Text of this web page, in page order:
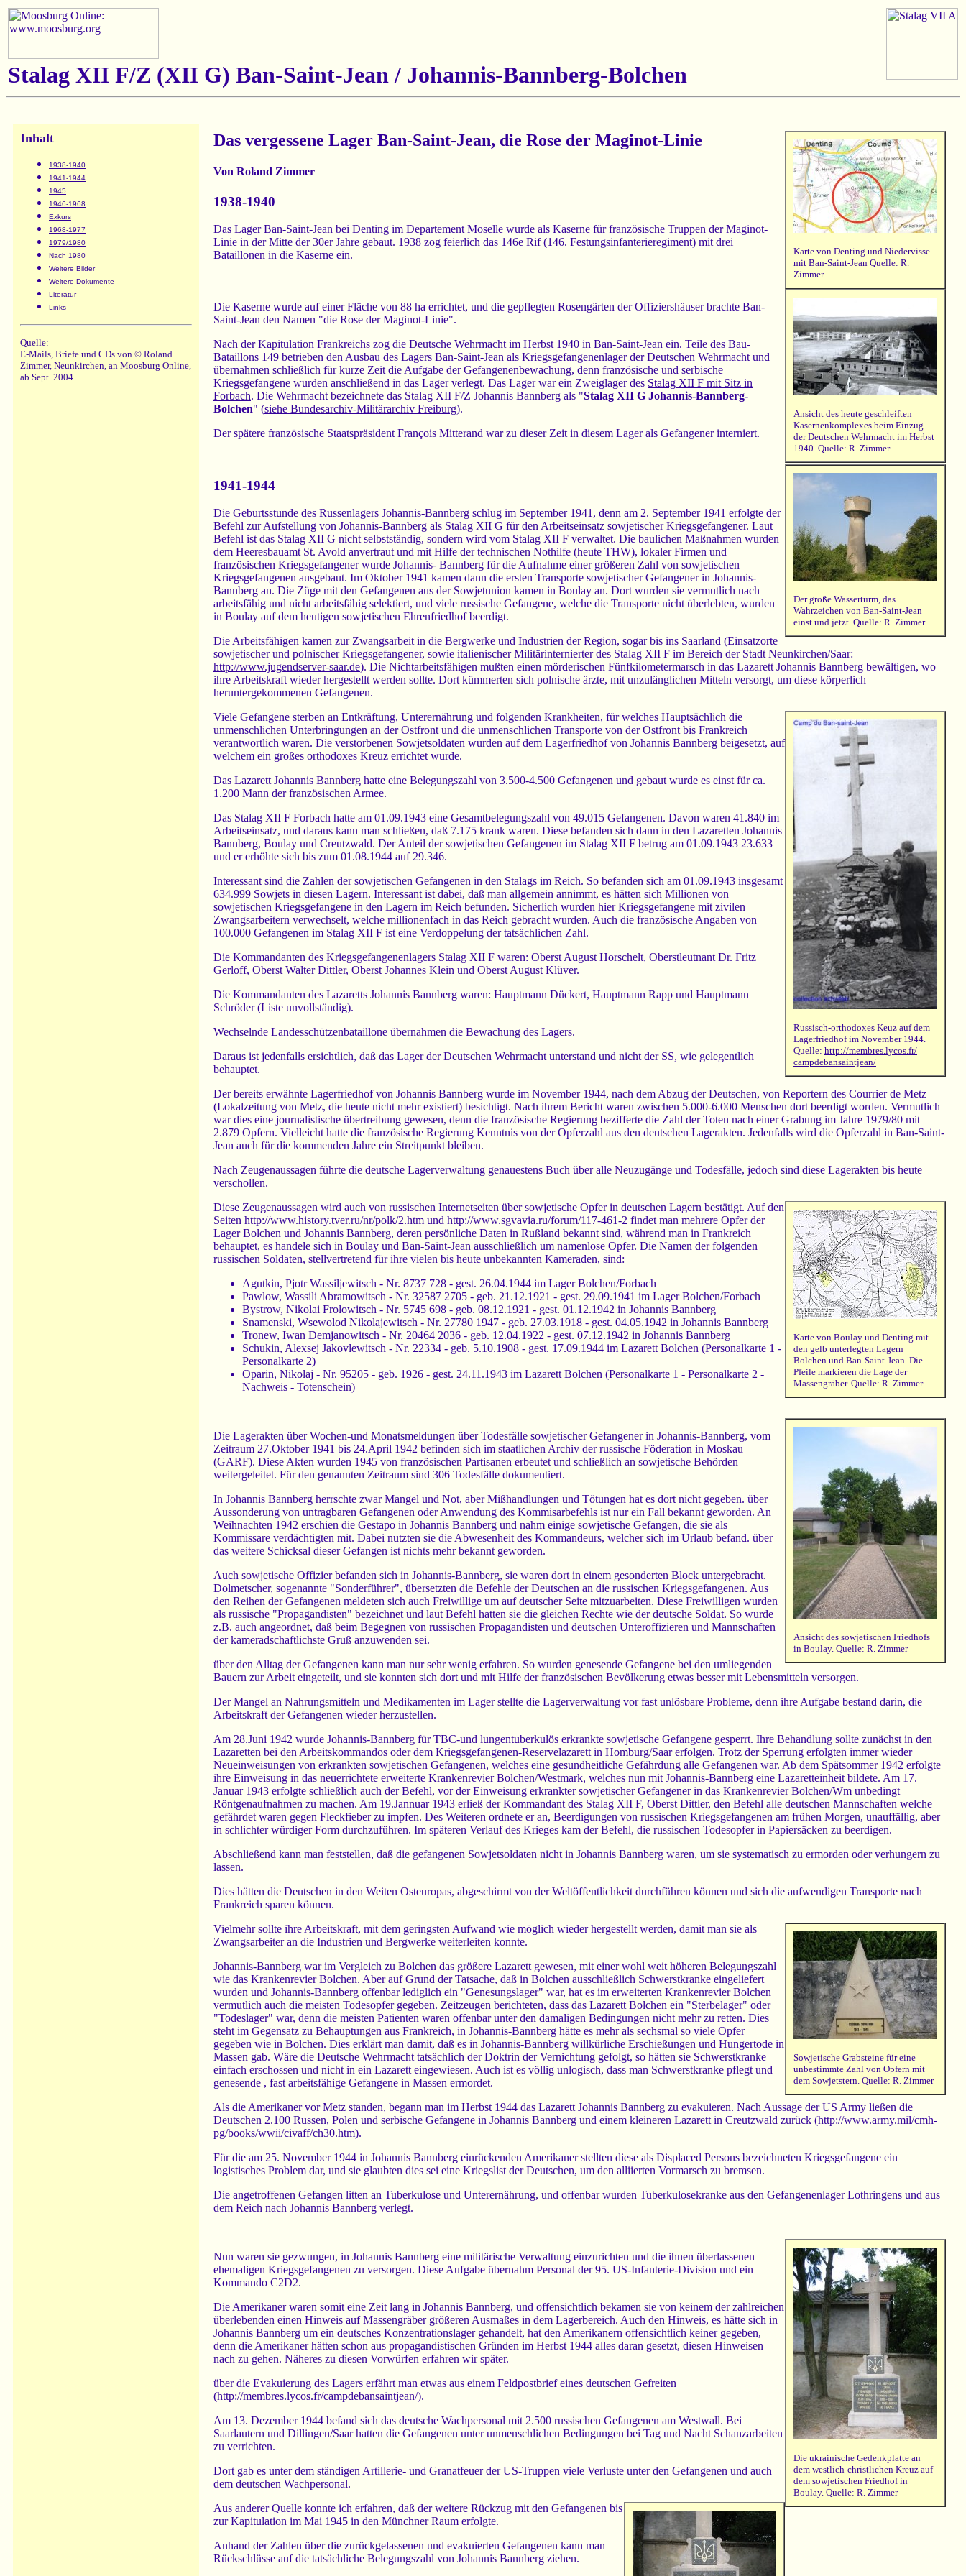
Stalag XII F/Z (XII G) Ban-Saint-Jean / Johannis-Bannberg-Bolchen
Inhalt
1938-1940
1941-1944
1945
1946-1968
Exkurs
1968-1977
1979/1980
Nach 1980
Weitere Bilder
Weitere Dokumente
Literatur
Links
Quelle:
E-Mails, Briefe und CDs von © Roland
Zimmer, Neunkirchen, an Moosburg Online,
ab Sept. 2004
Karte von Denting und Niedervisse
mit Ban-Saint-Jean Quelle: R.
Zimmer
Das vergessene Lager Ban-Saint-Jean, die Rose der Maginot-Linie
Von Roland Zimmer
1938-1940
Das Lager Ban-Saint-Jean bei Denting im Departement Moselle wurde als Kaserne für französische Truppen der Maginot-
Linie in der Mitte der 30er Jahre gebaut. 1938 zog feierlich das 146e Rif (146. Festungsinfanterieregiment) mit drei
Bataillonen in die Kaserne ein.
Ansicht des heute geschleiften
Kasernenkomplexes beim Einzug
der Deutschen Wehrmacht im Herbst
1940. Quelle: R. Zimmer
Die Kaserne wurde auf einer Fläche von 88 ha errichtet, und die gepflegten Rosengärten der Offiziershäuser brachte Ban-
Saint-Jean den Namen "die Rose der Maginot-Linie".
Nach der Kapitulation Frankreichs zog die Deutsche Wehrmacht im Herbst 1940 in Ban-Saint-Jean ein. Teile des Bau-
Bataillons 149 betrieben den Ausbau des Lagers Ban-Saint-Jean als Kriegsgefangenenlager der Deutschen Wehrmacht und
übernahmen schließlich für kurze Zeit die Aufgabe der Gefangenenbewachung, denn französische und serbische
Kriegsgefangene wurden anschließend in das Lager verlegt. Das Lager war ein Zweiglager des Stalag XII F mit Sitz in
Forbach. Die Wehrmacht bezeichnete das Stalag XII F/Z Johannis Bannberg als "Stalag XII G Johannis-Bannberg-
Bolchen" (siehe Bundesarchiv-Militärarchiv Freiburg).
Der spätere französische Staatspräsident François Mitterand war zu dieser Zeit in diesem Lager als Gefangener interniert.
Der große Wasserturm, das
Wahrzeichen von Ban-Saint-Jean
einst und jetzt. Quelle: R. Zimmer
1941-1944
Die Geburtsstunde des Russenlagers Johannis-Bannberg schlug im September 1941, denn am 2. September 1941 erfolgte der
Befehl zur Aufstellung von Johannis-Bannberg als Stalag XII G für den Arbeitseinsatz sowjetischer Kriegsgefangener. Laut
Befehl ist das Stalag XII G nicht selbstständig, sondern wird vom Stalag XII F verwaltet. Die baulichen Maßnahmen wurden
dem Heeresbauamt St. Avold anvertraut und mit Hilfe der technischen Nothilfe (heute THW), lokaler Firmen und
französischen Kriegsgefangener wurde Johannis- Bannberg für die Aufnahme einer größeren Zahl von sowjetischen
Kriegsgefangenen ausgebaut. Im Oktober 1941 kamen dann die ersten Transporte sowjetischer Gefangener in Johannis-
Bannberg an. Die Züge mit den Gefangenen aus der Sowjetunion kamen in Boulay an. Dort wurden sie vermutlich nach
arbeitsfähig und nicht arbeitsfähig selektiert, und viele russische Gefangene, welche die Transporte nicht überlebten, wurden
in Boulay auf dem heutigen sowjetischen Ehrenfriedhof beerdigt.
Die Arbeitsfähigen kamen zur Zwangsarbeit in die Bergwerke und Industrien der Region, sogar bis ins Saarland (Einsatzorte
sowjetischer und polnischer Kriegsgefangener, sowie italienischer Militärinternierter des Stalag XII F im Bereich der Stadt Neunkirchen/Saar:
http://www.jugendserver-saar.de). Die Nichtarbeitsfähigen mußten einen mörderischen Fünfkilometermarsch in das Lazarett Johannis Bannberg bewältigen, wo
ihre Arbeitskraft wieder hergestellt werden sollte. Dort kümmerten sich polnische ärzte, mit unzulänglichen Mitteln versorgt, um diese körperlich
heruntergekommenen Gefangenen.
Russisch-orthodoxes Keuz auf dem
Lagerfriedhof im November 1944.
Quelle: http://membres.lycos.fr/
campdebansaintjean/
Viele Gefangene sterben an Entkräftung, Unterernährung und folgenden Krankheiten, für welches Hauptsächlich die
unmenschlichen Unterbringungen an der Ostfront und die unmenschlichen Transporte von der Ostfront bis Frankreich
verantwortlich waren. Die verstorbenen Sowjetsoldaten wurden auf dem Lagerfriedhof von Johannis Bannberg beigesetzt, auf
welchem ein großes orthodoxes Kreuz errichtet wurde.
Das Lazarett Johannis Bannberg hatte eine Belegungszahl von 3.500-4.500 Gefangenen und gebaut wurde es einst für ca.
1.200 Mann der französischen Armee.
Das Stalag XII F Forbach hatte am 01.09.1943 eine Gesamtbelegungszahl von 49.015 Gefangenen. Davon waren 41.840 im
Arbeitseinsatz, und daraus kann man schließen, daß 7.175 krank waren. Diese befanden sich dann in den Lazaretten Johannis
Bannberg, Boulay und Creutzwald. Der Anteil der sowjetischen Gefangenen im Stalag XII F betrug am 01.09.1943 23.633
und er erhöhte sich bis zum 01.08.1944 auf 29.346.
Interessant sind die Zahlen der sowjetischen Gefangenen in den Stalags im Reich. So befanden sich am 01.09.1943 insgesamt
634.999 Sowjets in diesen Lagern. Interessant ist dabei, daß man allgemein annimmt, es hätten sich Millionen von
sowjetischen Kriegsgefangene in den Lagern im Reich befunden. Sicherlich wurden hier Kriegsgefangene mit zivilen
Zwangsarbeitern verwechselt, welche millionenfach in das Reich gebracht wurden. Auch die französische Angaben von
100.000 Gefangenen im Stalag XII F ist eine Verdoppelung der tatsächlichen Zahl.
Die Kommandanten des Kriegsgefangenenlagers Stalag XII F waren: Oberst August Horschelt, Oberstleutnant Dr. Fritz
Gerloff, Oberst Walter Dittler, Oberst Johannes Klein und Oberst August Klüver.
Die Kommandanten des Lazaretts Johannis Bannberg waren: Hauptmann Dückert, Hauptmann Rapp und Hauptmann
Schröder (Liste unvollständig).
Wechselnde Landesschützenbataillone übernahmen die Bewachung des Lagers.
Daraus ist jedenfalls ersichtlich, daß das Lager der Deutschen Wehrmacht unterstand und nicht der SS, wie gelegentlich
behauptet.
Der bereits erwähnte Lagerfriedhof von Johannis Bannberg wurde im November 1944, nach dem Abzug der Deutschen, von Reportern des Courrier de Metz
(Lokalzeitung von Metz, die heute nicht mehr existiert) besichtigt. Nach ihrem Bericht waren zwischen 5.000-6.000 Menschen dort beerdigt worden. Vermutlich
war dies eine journalistische übertreibung gewesen, denn die französische Regierung bezifferte die Zahl der Toten nach einer Grabung im Jahre 1979/80 mit
2.879 Opfern. Vielleicht hatte die französische Regierung Kenntnis von der Opferzahl aus den deutschen Lagerakten. Jedenfalls wird die Opferzahl in Ban-Saint-
Jean auch für die kommenden Jahre ein Streitpunkt bleiben.
Nach Zeugenaussagen führte die deutsche Lagerverwaltung genauestens Buch über alle Neuzugänge und Todesfälle, jedoch sind diese Lagerakten bis heute
verschollen.
Karte von Boulay und Denting mit
den gelb unterlegten Lagern
Bolchen und Ban-Saint-Jean. Die
Pfeile markieren die Lage der
Massengräber. Quelle: R. Zimmer
Diese Zeugenaussagen wird auch von russischen Internetseiten über sowjetische Opfer in deutschen Lagern bestätigt. Auf den
Seiten http://www.history.tver.ru/nr/polk/2.htm und http://www.sgvavia.ru/forum/117-461-2 findet man mehrere Opfer der
Lager Bolchen und Johannis Bannberg, deren persönliche Daten in Rußland bekannt sind, während man in Frankreich
behauptet, es handele sich in Boulay und Ban-Saint-Jean ausschließlich um namenlose Opfer. Die Namen der folgenden
russischen Soldaten, stellvertretend für ihre vielen bis heute unbekannten Kameraden, sind:
Agutkin, Pjotr Wassiljewitsch - Nr. 8737 728 - gest. 26.04.1944 im Lager Bolchen/Forbach
Pawlow, Wassili Abramowitsch - Nr. 32587 2705 - geb. 21.12.1921 - gest. 29.09.1941 im Lager Bolchen/Forbach
Bystrow, Nikolai Frolowitsch - Nr. 5745 698 - geb. 08.12.1921 - gest. 01.12.1942 in Johannis Bannberg
Snamenski, Wsewolod Nikolajewitsch - Nr. 27780 1947 - geb. 27.03.1918 - gest. 04.05.1942 in Johannis Bannberg
Tronew, Iwan Demjanowitsch - Nr. 20464 2036 - geb. 12.04.1922 - gest. 07.12.1942 in Johannis Bannberg
Schukin, Alexsej Jakovlewitsch - Nr. 22334 - geb. 5.10.1908 - gest. 17.09.1944 im Lazarett Bolchen (Personalkarte 1 -
Personalkarte 2)
Oparin, Nikolaj - Nr. 95205 - geb. 1926 - gest. 24.11.1943 im Lazarett Bolchen (Personalkarte 1 - Personalkarte 2 -
Nachweis - Totenschein)
Ansicht des sowjetischen Friedhofs
in Boulay. Quelle: R. Zimmer
Die Lagerakten über Wochen-und Monatsmeldungen über Todesfälle sowjetischer Gefangener in Johannis-Bannberg, vom
Zeitraum 27.Oktober 1941 bis 24.April 1942 befinden sich im staatlichen Archiv der russische Föderation in Moskau
(GARF). Diese Akten wurden 1945 von französischen Partisanen erbeutet und schließlich an sowjetische Behörden
weitergeleitet. Für den genannten Zeitraum sind 306 Todesfälle dokumentiert.
In Johannis Bannberg herrschte zwar Mangel und Not, aber Mißhandlungen und Tötungen hat es dort nicht gegeben. über
Aussonderung von untragbaren Gefangenen oder Anwendung des Kommisarbefehls ist nur ein Fall bekannt geworden. An
Weihnachten 1942 erschien die Gestapo in Johannis Bannberg und nahm einige sowjetische Gefangen, die sie als
Kommissare verdächtigten mit. Dabei nutzten sie die Abwesenheit des Kommandeurs, welcher sich im Urlaub befand. über
das weitere Schicksal dieser Gefangen ist nichts mehr bekannt geworden.
Auch sowjetische Offizier befanden sich in Johannis-Bannberg, sie waren dort in einem gesonderten Block untergebracht.
Dolmetscher, sogenannte "Sonderführer", übersetzten die Befehle der Deutschen an die russischen Kriegsgefangenen. Aus
den Reihen der Gefangenen meldeten sich auch Freiwillige um auf deutscher Seite mitzuarbeiten. Diese Freiwilligen wurden
als russische "Propagandisten" bezeichnet und laut Befehl hatten sie die gleichen Rechte wie der deutsche Soldat. So wurde
z.B. auch angeordnet, daß beim Begegnen von russischen Propagandisten und deutschen Unteroffizieren und Mannschaften
der kameradschaftlichste Gruß anzuwenden sei.
über den Alltag der Gefangenen kann man nur sehr wenig erfahren. So wurden genesende Gefangene bei den umliegenden
Bauern zur Arbeit eingeteilt, und sie konnten sich dort und mit Hilfe der französischen Bevölkerung etwas besser mit Lebensmitteln versorgen.
Der Mangel an Nahrungsmitteln und Medikamenten im Lager stellte die Lagerverwaltung vor fast unlösbare Probleme, denn ihre Aufgabe bestand darin, die
Arbeitskraft der Gefangenen wieder herzustellen.
Am 28.Juni 1942 wurde Johannis-Bannberg für TBC-und lungentuberkulös erkrankte sowjetische Gefangene gesperrt. Ihre Behandlung sollte zunächst in den
Lazaretten bei den Arbeitskommandos oder dem Kriegsgefangenen-Reservelazarett in Homburg/Saar erfolgen. Trotz der Sperrung erfolgten immer wieder
Neueinweisungen von erkrankten sowjetischen Gefangenen, welches eine gesundheitliche Gefährdung alle Gefangenen war. Ab dem Spätsommer 1942 erfolgte
ihre Einweisung in das neuerrichtete erweiterte Krankenrevier Bolchen/Westmark, welches nun mit Johannis-Bannberg eine Lazaretteinheit bildete. Am 17.
Januar 1943 erfolgte schließlich auch der Befehl, vor der Einweisung erkrankter sowjetischer Gefangener in das Krankenrevier Bolchen/Wm unbedingt
Röntgenaufnahmen zu machen. Am 19.Jannuar 1943 erließ der Kommandant des Stalag XII F, Oberst Dittler, den Befehl alle deutschen Mannschaften welche
gefährdet waren gegen Fleckfieber zu impfen. Des Weiteren ordnete er an, Beerdigungen von russischen Kriegsgefangenen am frühen Morgen, unauffällig, aber
in schlichter würdiger Form durchzuführen. Im späteren Verlauf des Krieges kam der Befehl, die russischen Todesopfer in Papiersäcken zu beerdigen.
Abschließend kann man feststellen, daß die gefangenen Sowjetsoldaten nicht in Johannis Bannberg waren, um sie systematisch zu ermorden oder verhungern zu
lassen.
Dies hätten die Deutschen in den Weiten Osteuropas, abgeschirmt von der Weltöffentlichkeit durchführen können und sich die aufwendigen Transporte nach
Frankreich sparen können.
Sowjetische Grabsteine für eine
unbestimmte Zahl von Opfern mit
dem Sowjetstern. Quelle: R. Zimmer
Vielmehr sollte ihre Arbeitskraft, mit dem geringsten Aufwand wie möglich wieder hergestellt werden, damit man sie als
Zwangsarbeiter an die Industrien und Bergwerke weiterleiten konnte.
Johannis-Bannberg war im Vergleich zu Bolchen das größere Lazarett gewesen, mit einer wohl weit höheren Belegungszahl
wie das Krankenrevier Bolchen. Aber auf Grund der Tatsache, daß in Bolchen ausschließlich Schwerstkranke eingeliefert
wurden und Johannis-Bannberg offenbar lediglich ein "Genesungslager" war, hat es im erweiterten Krankenrevier Bolchen
vermutlich auch die meisten Todesopfer gegeben. Zeitzeugen berichteten, dass das Lazarett Bolchen ein "Sterbelager" oder
"Todeslager" war, denn die meisten Patienten waren offenbar unter den damaligen Bedingungen nicht mehr zu retten. Dies
steht im Gegensatz zu Behauptungen aus Frankreich, in Johannis-Bannberg hätte es mehr als sechsmal so viele Opfer
gegeben wie in Bolchen. Dies erklärt man damit, daß es in Johannis-Bannberg willkürliche Erschießungen und Hungertode in
Massen gab. Wäre die Deutsche Wehrmacht tatsächlich der Doktrin der Vernichtung gefolgt, so hätten sie Schwerstkranke
einfach erschossen und nicht in ein Lazarett eingewiesen. Auch ist es völlig unlogisch, dass man Schwerstkranke pflegt und
genesende , fast arbeitsfähige Gefangene in Massen ermordet.
Als die Amerikaner vor Metz standen, begann man im Herbst 1944 das Lazarett Johannis Bannberg zu evakuieren. Nach Aussage der US Army ließen die
Deutschen 2.100 Russen, Polen und serbische Gefangene in Johannis Bannberg und einem kleineren Lazarett in Creutzwald zurück (http://www.army.mil/cmh-
pg/books/wwii/civaff/ch30.htm).
Für die am 25. November 1944 in Johannis Bannberg einrückenden Amerikaner stellten diese als Displaced Persons bezeichneten Kriegsgefangene ein
logistisches Problem dar, und sie glaubten dies sei eine Kriegslist der Deutschen, um den alliierten Vormarsch zu bremsen.
Die angetroffenen Gefangen litten an Tuberkulose und Unterernährung, und offenbar wurden Tuberkulosekranke aus den Gefangenenlager Lothringens und aus
dem Reich nach Johannis Bannberg verlegt.
Die ukrainische Gedenkplatte an
dem westlich-christlichen Kreuz auf
dem sowjetischen Friedhof in
Boulay. Quelle: R. Zimmer
Nun waren sie gezwungen, in Johannis Bannberg eine militärische Verwaltung einzurichten und die ihnen überlassenen
ehemaligen Kriegsgefangenen zu versorgen. Diese Aufgabe übernahm Personal der 95. US-Infanterie-Division und ein
Kommando C2D2.
Die Amerikaner waren somit eine Zeit lang in Johannis Bannberg, und offensichtlich bekamen sie von keinem der zahlreichen
überlebenden einen Hinweis auf Massengräber größeren Ausmaßes in dem Lagerbereich. Auch den Hinweis, es hätte sich in
Johannis Bannberg um ein deutsches Konzentrationslager gehandelt, hat den Amerikanern offensichtlich keiner gegeben,
denn die Amerikaner hätten schon aus propagandistischen Gründen im Herbst 1944 alles daran gesetzt, diesen Hinweisen
nach zu gehen. Näheres zu diesen Vorwürfen erfahren wir später.
über die Evakuierung des Lagers erfährt man etwas aus einem Feldpostbrief eines deutschen Gefreiten
(http://membres.lycos.fr/campdebansaintjean/).
Am 13. Dezember 1944 befand sich das deutsche Wachpersonal mit 2.500 russischen Gefangenen am Westwall. Bei
Saarlautern und Dillingen/Saar hatten die Gefangenen unter unmenschlichen Bedingungen bei Tag und Nacht Schanzarbeiten
zu verrichten.
Dort gab es unter dem ständigen Artillerie- und Granatfeuer der US-Truppen viele Verluste unter den Gefangenen und auch
dem deutschen Wachpersonal.
Aus anderer Quelle konnte ich erfahren, daß der weitere Rückzug mit den Gefangenen bis
zur Kapitulation im Mai 1945 in den Münchner Raum erfolgte.
Anhand der Zahlen über die zurückgelassenen und evakuierten Gefangenen kann man
Rückschlüsse auf die tatsächliche Belegungszahl von Johannis Bannberg ziehen.